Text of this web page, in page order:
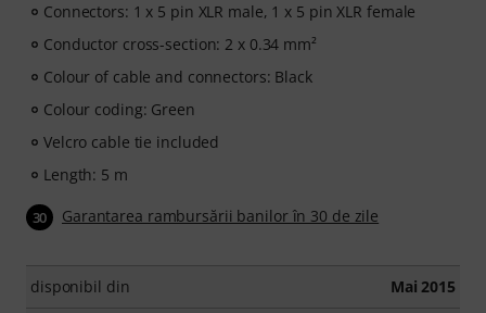
Connectors: 1 x 5 pin XLR male, 1 x 5 pin XLR female
Conductor cross-section: 2 x 0.34 mm²
Colour of cable and connectors: Black
Colour coding: Green
Velcro cable tie included
Length: 5 m
30 Garantarea rambursării banilor în 30 de zile
disponibil din Mai 2015